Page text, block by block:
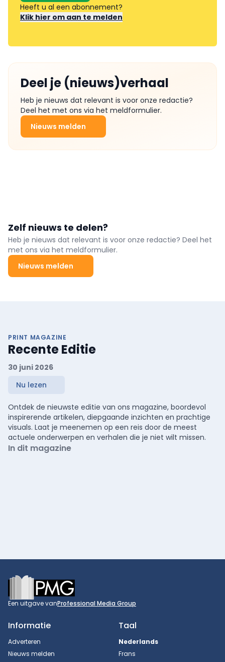
Heeft u al een abonnement?
Klik hier om aan te melden
Deel je (nieuws)verhaal
Heb je nieuws dat relevant is voor onze redactie?
Deel het met ons via het meldformulier.
Nieuws melden
Zelf nieuws te delen?
Heb je nieuws dat relevant is voor onze redactie? Deel het
met ons via het meldformulier.
Nieuws melden
PRINT MAGAZINE
Recente Editie
30 juni 2026
Nu lezen
Ontdek de nieuwste editie van ons magazine, boordevol
inspirerende artikelen, diepgaande inzichten en prachtige
visuals. Laat je meenemen op een reis door de meest
actuele onderwerpen en verhalen die je niet wilt missen.
In dit magazine
Footer
Een uitgave vanProfessional Media Group
Informatie
Adverteren
Nieuws melden
Taal
Nederlands
Frans